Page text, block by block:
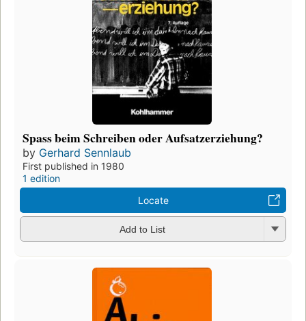
Spass beim Schreiben oder Aufsatzerziehung?
by Gerhard Sennlaub
First published in 1980
1 edition
Locate
Add to List